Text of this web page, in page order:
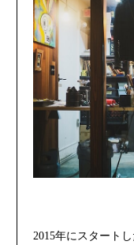
2015年にスタート